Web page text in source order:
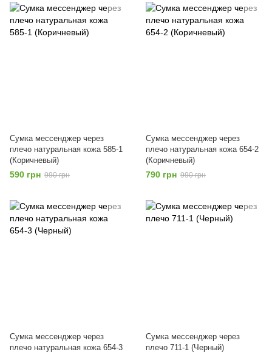
Сумка мессенджер через
плечо натуральная кожа 585-1
(Коричневый)
590 грн 990 грн
Сумка мессенджер через
плечо натуральная кожа 654-2
(Коричневый)
790 грн 990 грн
Сумка мессенджер через
плечо натуральная кожа 654-3
Сумка мессенджер через
плечо 711-1 (Черный)